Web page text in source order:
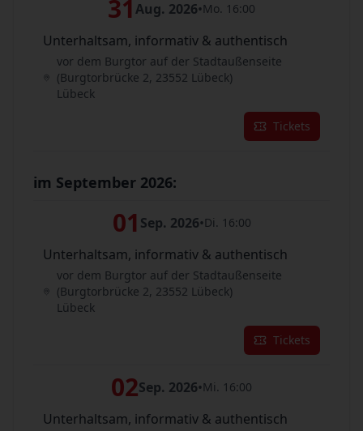
31 Aug. 2026•Mo. 16:00
Unterhaltsam, informativ & authentisch
vor dem Burgtor auf der Stadtaußenseite
(Burgtorbrücke 2, 23552 Lübeck)
Lübeck
Tickets
im September 2026:
01 Sep. 2026•Di. 16:00
Unterhaltsam, informativ & authentisch
vor dem Burgtor auf der Stadtaußenseite
(Burgtorbrücke 2, 23552 Lübeck)
Lübeck
Tickets
02Sep. 2026•Mi. 16:00
Unterhaltsam, informativ & authentisch